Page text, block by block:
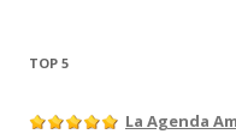
TOP 5
La Agenda